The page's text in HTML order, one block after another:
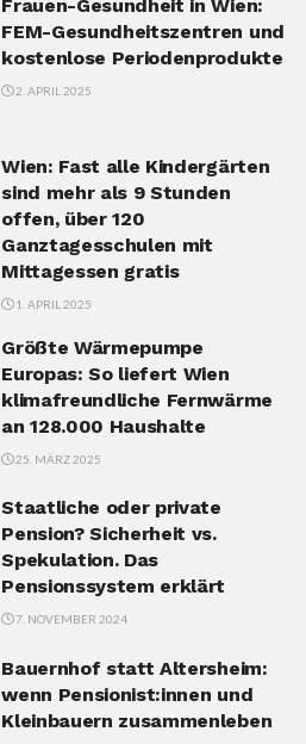
Frauen-Gesundheit in Wien:
FEM-Gesundheitszentren und
kostenlose Periodenprodukte
2. APRIL 2025
Wien: Fast alle Kindergärten
sind mehr als 9 Stunden
offen, über 120
Ganztagesschulen mit
Mittagessen gratis
1. APRIL 2025
Größte Wärmepumpe
Europas: So liefert Wien
klimafreundliche Fernwärme
an 128.000 Haushalte
25. MÄRZ 2025
Staatliche oder private
Pension? Sicherheit vs.
Spekulation. Das
Pensionssystem erklärt
7. NOVEMBER 2024
Bauernhof statt Altersheim:
wenn Pensionist:innen und
Kleinbauern zusammenleben